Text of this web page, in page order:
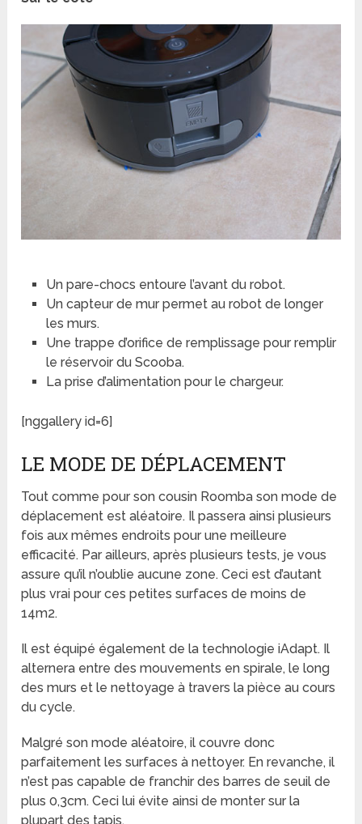
Un pare-chocs entoure l’avant du robot.
Un capteur de mur permet au robot de longer
les murs.
Une trappe d’orifice de remplissage pour remplir
le réservoir du Scooba.
La prise d’alimentation pour le chargeur.
[nggallery id=6]
LE MODE DE DÉPLACEMENT
Tout comme pour son cousin Roomba son mode de
déplacement est aléatoire. Il passera ainsi plusieurs
fois aux mêmes endroits pour une meilleure
efficacité. Par ailleurs, après plusieurs tests, je vous
assure qu’il n’oublie aucune zone. Ceci est d’autant
plus vrai pour ces petites surfaces de moins de
14m2.
Il est équipé également de la technologie iAdapt. Il
alternera entre des mouvements en spirale, le long
des murs et le nettoyage à travers la pièce au cours
du cycle.
Malgré son mode aléatoire, il couvre donc
parfaitement les surfaces à nettoyer. En revanche, il
n’est pas capable de franchir des barres de seuil de
plus 0,3cm. Ceci lui évite ainsi de monter sur la
plupart des tapis.